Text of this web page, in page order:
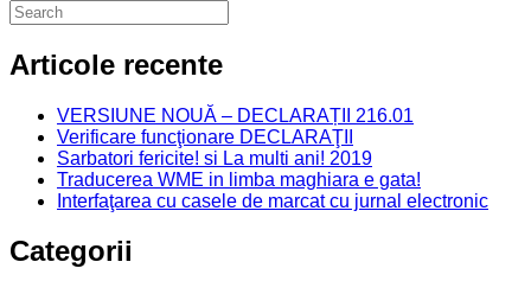
Articole recente
VERSIUNE NOUĂ – DECLARAȚII 216.01
Verificare funcţionare DECLARAŢII
Sarbatori fericite! si La multi ani! 2019
Traducerea WME in limba maghiara e gata!
Interfaţarea cu casele de marcat cu jurnal electronic
Categorii